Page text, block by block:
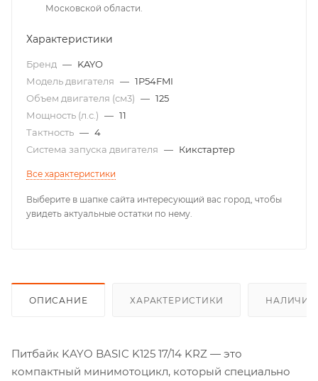
Московской области.
Характеристики
Бренд — KAYO
Модель двигателя — 1P54FMI
Объем двигателя (см3) — 125
Мощность (л.с.) — 11
Тактность — 4
Система запуска двигателя — Кикстартер
Все характеристики
Выберите в шапке сайта интересующий вас город, чтобы
увидеть актуальные остатки по нему.
ОПИСАНИЕ ХАРАКТЕРИСТИКИ НАЛИЧИЕ
Питбайк KAYO BASIC K125 17/14 KRZ — это
компактный минимотоцикл, который специально